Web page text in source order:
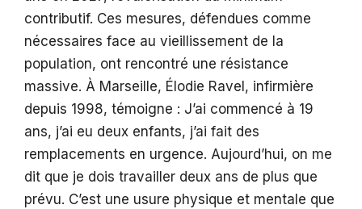
contributif. Ces mesures, défendues comme
nécessaires face au vieillissement de la
population, ont rencontré une résistance
massive. À Marseille, Élodie Ravel, infirmière
depuis 1998, témoigne : J’ai commencé à 19
ans, j’ai eu deux enfants, j’ai fait des
remplacements en urgence. Aujourd’hui, on me
dit que je dois travailler deux ans de plus que
prévu. C’est une usure physique et mentale que